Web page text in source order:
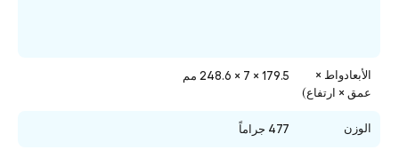
الأبعادواط ×
عمق × ارتفاع)
179.5 × 7 × 248.6 مم
الوزن 477 جراماً